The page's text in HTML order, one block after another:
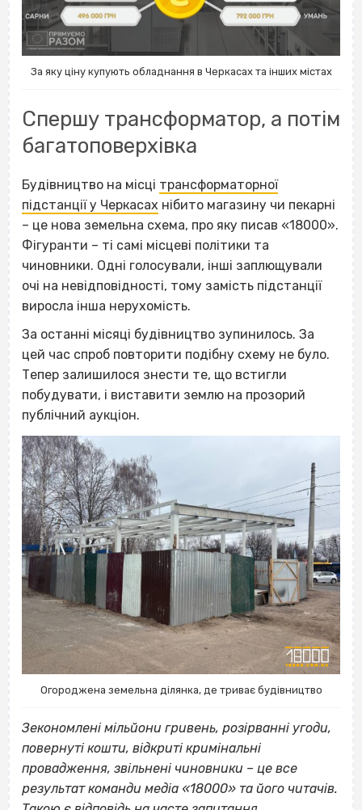
За яку ціну купують обладнання в Черкасах та інших містах
Спершу трансформатор, а потім
багатоповерхівка
Будівництво на місці трансформаторної
підстанції у Черкасах нібито магазину чи пекарні
– це нова земельна схема, про яку писав «18000».
Фігуранти – ті самі місцеві політики та
чиновники. Одні голосували, інші заплющували
очі на невідповідності, тому замість підстанції
виросла інша нерухомість.
За останні місяці будівництво зупинилось. За
цей час спроб повторити подібну схему не було.
Тепер залишилося знести те, що встигли
побудувати, і виставити землю на прозорий
публічний аукціон.
Огороджена земельна ділянка, де триває будівництво
Зекономлені мільйони гривень, розірванні угоди,
повернуті кошти, відкриті кримінальні
провадження, звільнені чиновники – це все
результат команди медіа «18000» та його читачів.